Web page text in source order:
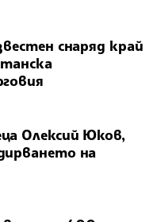
снаряд край
Олексий Юков,
на